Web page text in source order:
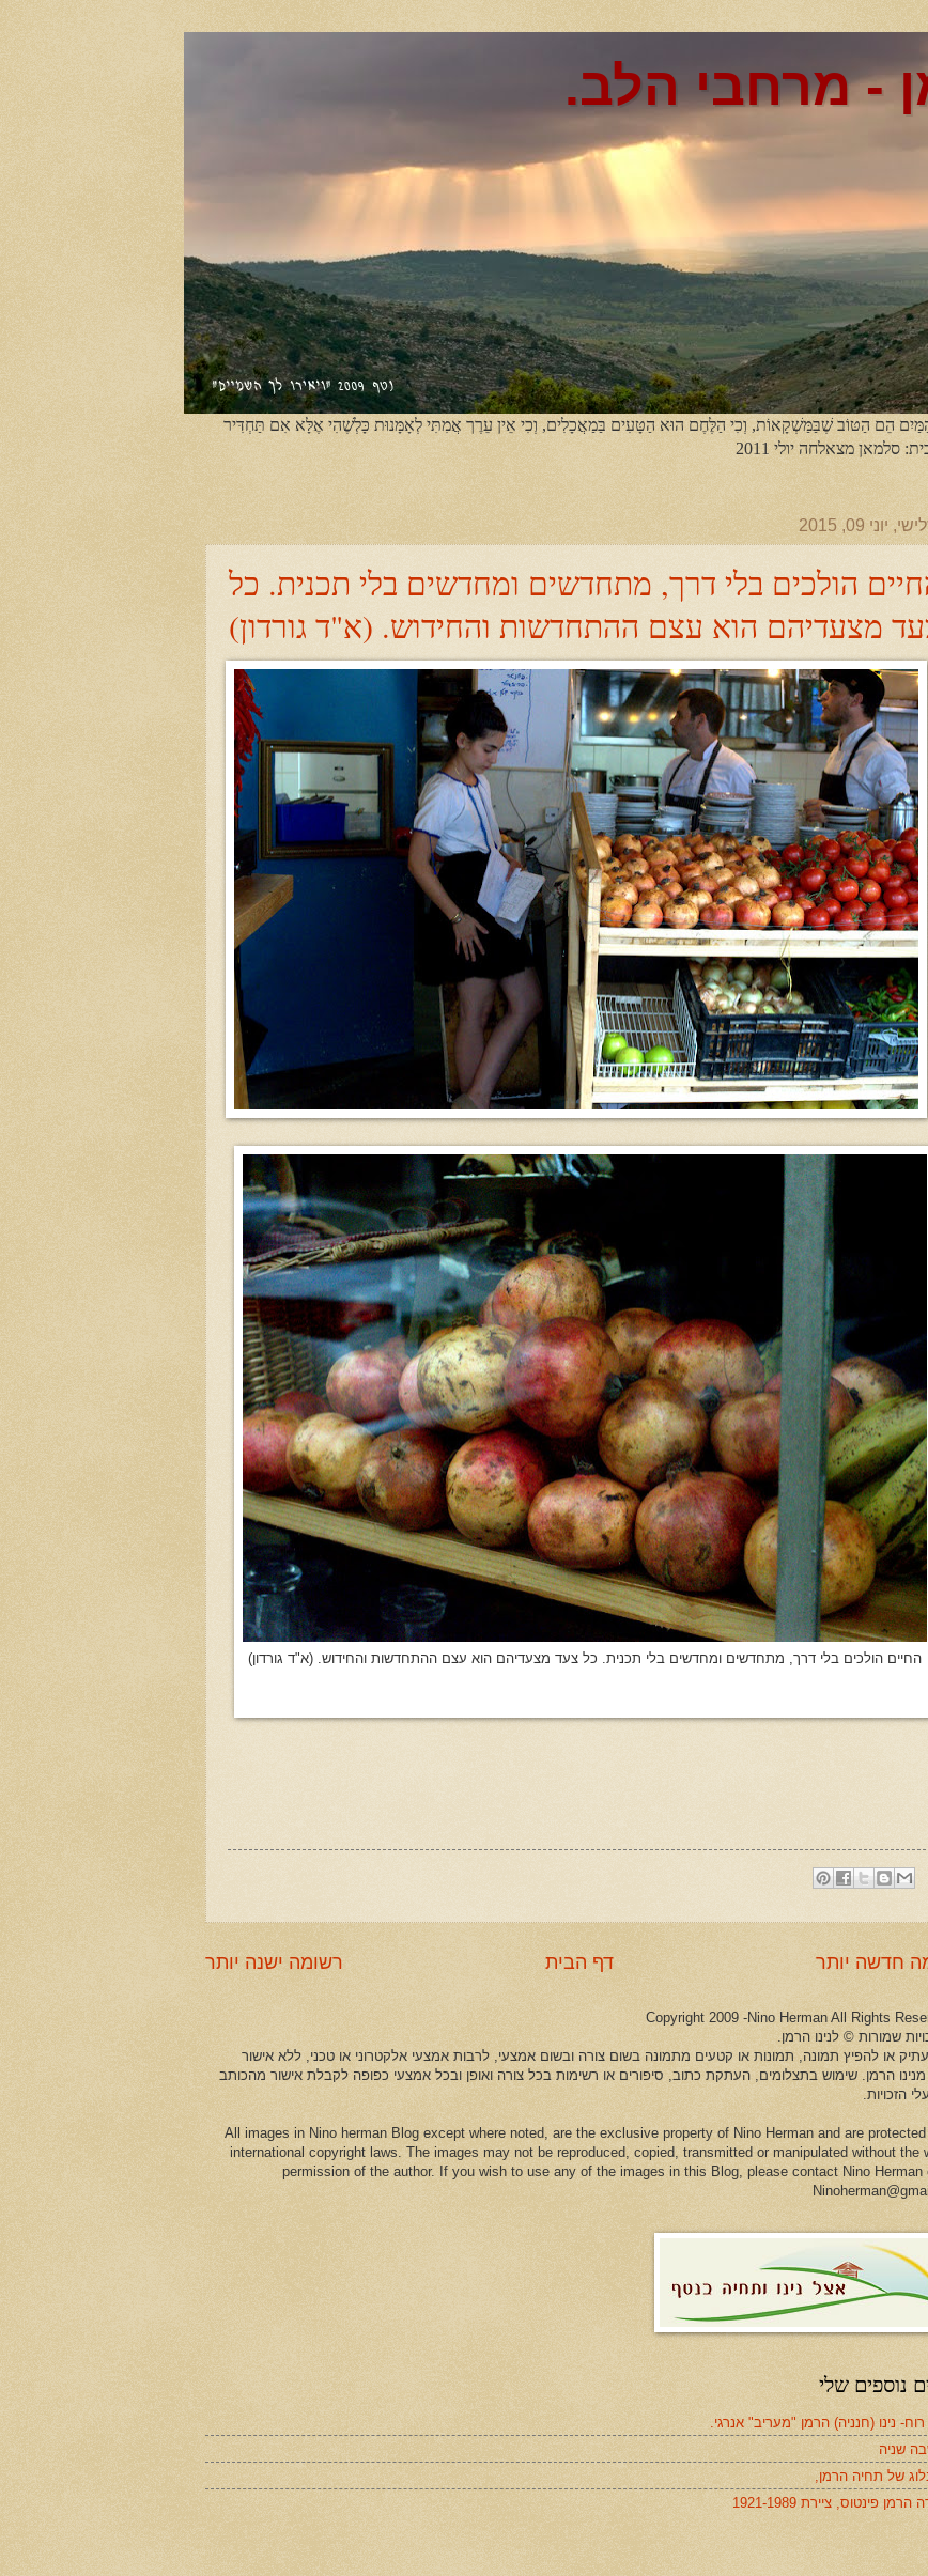
- מרחבי הלב.
הֵם הַטּוֹב שֶׁבַּמַּשְׁקָאוֹת, וְכִי הַלֶּחֶם הוּא הַטָּעִים בַּמַאֲכָלִים, וְכִי אֵין עֵרֶך אֲמִתִּי לְאָמָּנוּת כָּלְשֶׁהִי אֶלָּא אִם תַּחְדִּיר
מצאלחה יולי 2011
יוני 09, 2015
הולכים בלי דרך, מתחדשים ומחדשים בלי תכנית. כל
מצעדיהם הוא עצם ההתחדשות והחידוש. (א"ד גורדון)
החיים הולכים בלי דרך, מתחדשים ומחדשים בלי תכנית. כל צעד מצעדיהם הוא עצם ההתחדשות והחידוש. (א"ד גורדון)
חדשה יותר רשומה ישנה יותר דף הבית
שמורות © לנינו הרמן.
או להפיץ תמונה, תמונות או קטעים מתמונה בשום צורה ובשום אמצעי, לרבות אמצעי אלקטרוני או טכני, ללא אישור
הרמן. שימוש בתצלומים, העתקת כתוב, סיפורים או רשימות בכל צורה ואופן ובכל אמצעי כפופה לקבלת אישור מהכותב
הזכויות.
All images in Nino herman Blog except where noted, are the exclusive property of Nino Herman and are
international copyright laws. The images may not be reproduced, copied, transmitted or manipulated without the
permission of the author. If you wish to use any of the images in this Blog, please contact Nino Herman
נוספים שלי
נינו (חנניה) הרמן "מעריב" אנרגי.
שניה
של תחיה הרמן,
פינטוס, ציירת 1921-1989